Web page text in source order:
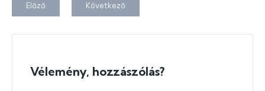
Előző Következő
Vélemény, hozzászólás?